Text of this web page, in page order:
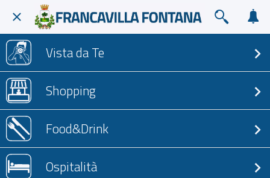
Vista da Te
Shopping
Food&Drink
Ospitalità